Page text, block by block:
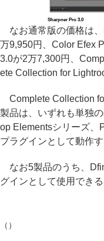
Sharpner Pro 3.0
なお通常版の価格は
万9,950円、Color Efex
3.0が2万7,300円、
ete Collection for
Complete Collection
製品は、いずれも単独
op Elementsシリーズ、
プラグインとして動作す
なお5製品のうち、
グインとして使用できる
（）